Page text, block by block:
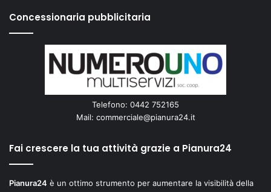
Concessionaria pubblicitaria
Telefono: 0442 752165
Mail: commerciale@pianura24.it
Fai crescere la tua attività grazie a Pianura24
Pianura24 è un ottimo strumento per aumentare la visibilità della